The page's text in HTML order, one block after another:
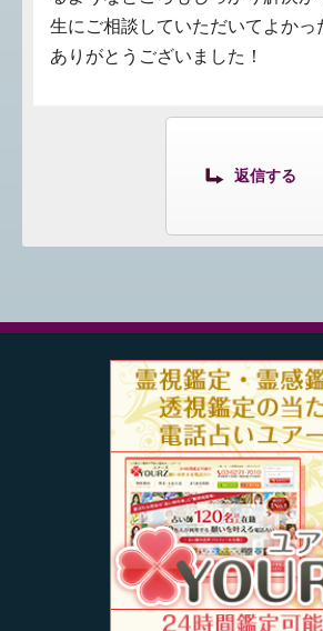
生にご相談していただいてよかっ
ありがとうございました！
返信する